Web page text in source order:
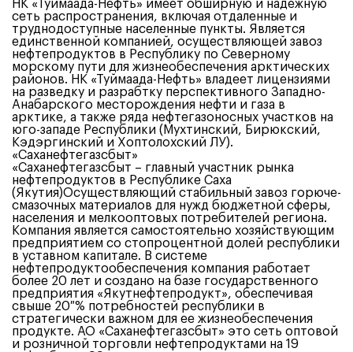
НК «Туймаада-Нефть» имеет обширную и надежную
сеть распространения, включая отдаленные и
труднодоступные населенные пункты. Является
единственной компанией, осуществляющей завоз
нефтепродуктов в Республику по Северному
морскому пути для жизнеобеспечения арктических
районов. НК «Туймаада-Нефть» владеет лицензиями
на разведку и разрабтку перспективного Западно-
Анабарского месторождения нефти и газа в
арктике, а также ряда нефтегазоносных участков на
юго-западе Республики (Мухтинский, Бирюкский,
Кэдэргинский и Хоптолохский ЛУ).
«Саханефтегазсбыт»
«Саханефтегазсбыт – главный участник рынка
нефтепродуктов в Республике Саха
(Якутия)Осуществляющий стабильный завоз горюче-
смазочных материалов для нужд бюджетной сферы,
населения и мелкооптовых потребителей региона.
Компания является самостоятельно хозяйствующим
предприятием со стопроцентной долей республики
в уставном капитале. В системе
нефтепродуктообеспечения компания работает
более 20 лет и создано на базе государственного
предприятия «Якутнефтепродукт», обеспечивая
свыше 20 % потребностей республики в
стратегически важном для ее жизнеобеспечения
продукте. АО «Саханефтегазсбыт» это сеть оптовой
и розничной торговли нефтепродуктами на 19